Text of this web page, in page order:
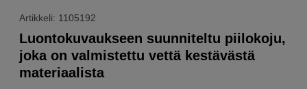
Artikkeli: 1105192
Luontokuvaukseen suunniteltu piilokoju,
joka on valmistettu vettä kestävästä
materiaalista